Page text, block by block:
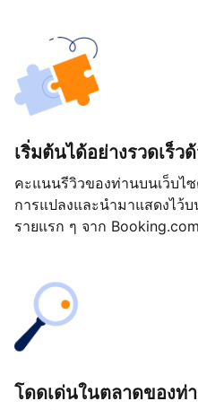
เริ่มต้นได้อย่างรวดเร็ว
คะแนนรีวิวของท่านบนเว็บไ
การแปลงและนำมาแสดงไ
รายแรก ๆ จาก
โดดเด่นในตลาดของท่